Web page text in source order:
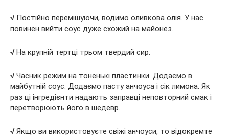
√Постійно перемішуючи, водимо оливкова олія. У нас
повинен вийти соус дуже схожий на майонез.
√На крупній тертці трьом твердий сир.
√Часник режим на тоненькі пластинки. Додаємо в
майбутній соус. Додаємо пасту анчоуса і сік лимона. Як
раз ці інгредієнти надають заправці неповторний смак і
перетворюють його в шедевр.
√Якщо ви використовуєте свіжі анчоуси, то відокремте